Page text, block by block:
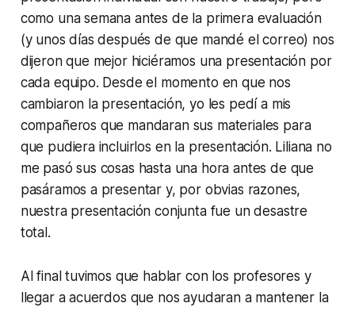
como una semana antes de la primera evaluación
(y unos días después de que mandé el correo) nos
dijeron que mejor hiciéramos una presentación por
cada equipo. Desde el momento en que nos
cambiaron la presentación, yo les pedí a mis
compañeros que mandaran sus materiales para
que pudiera incluirlos en la presentación. Liliana no
me pasó sus cosas hasta una hora antes de que
pasáramos a presentar y, por obvias razones,
nuestra presentación conjunta fue un desastre
total.
Al final tuvimos que hablar con los profesores y
llegar a acuerdos que nos ayudaran a mantener la